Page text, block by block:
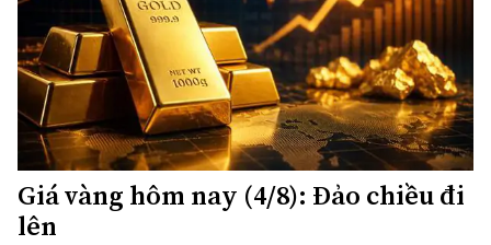
Giá vàng hôm nay (4/8): Đảo chiều đi
lên